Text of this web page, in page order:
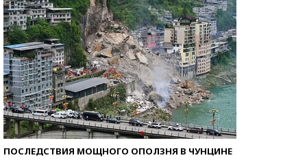
ПОСЛЕДСТВИЯ МОЩНОГО ОПОЛЗНЯ В ЧУНЦИНЕ